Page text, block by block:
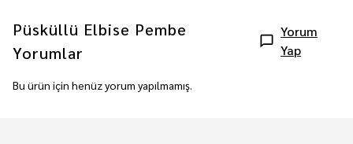
Püsküllü Elbise Pembe
Yorumlar
Yorum
Yap
Bu ürün için henüz yorum yapılmamış.